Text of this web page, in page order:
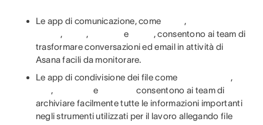
Le app di comunicazione, come
,
,
, e
, consentono ai team di
trasformare conversazioni ed email in attività di
Asana facili da monitorare.
Le app di condivisione dei file come
,
,
e
consentono ai team di
archiviare facilmente tutte le informazioni importanti
negli strumenti utilizzati per il lavoro allegando file